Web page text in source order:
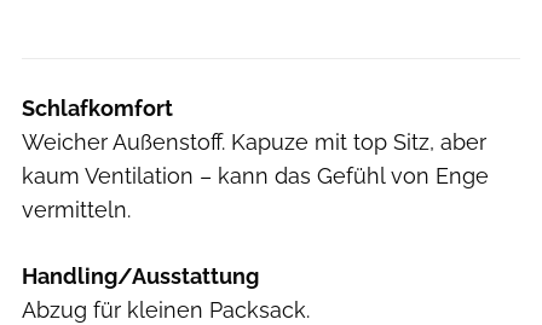
Schlafkomfort
Weicher Außenstoff. Kapuze mit top Sitz, aber
kaum Ventilation – kann das Gefühl von Enge
vermitteln.
Handling/Ausstattung
Abzug für kleinen Packsack.